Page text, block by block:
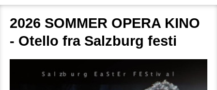
2026 SOMMER OPERA KINO
- Otello fra Salzburg festi